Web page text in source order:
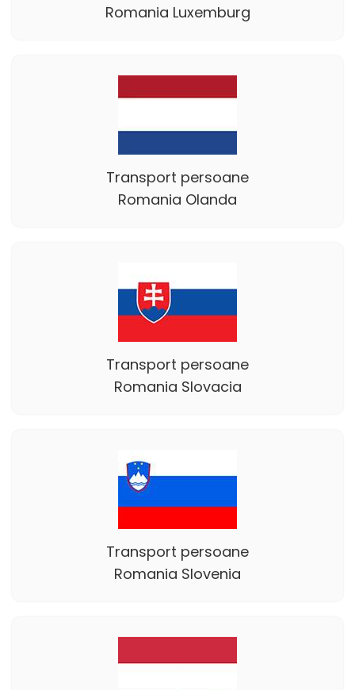
Romania Luxemburg
Transport persoane
Romania Olanda
Transport persoane
Romania Slovacia
Transport persoane
Romania Slovenia